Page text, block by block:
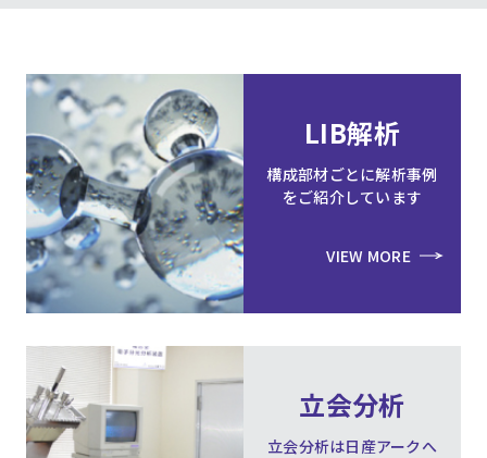
LIB解析
構成部材ごとに解析事例
をご紹介しています
VIEW MORE
立会分析
立会分析は日産アークへ